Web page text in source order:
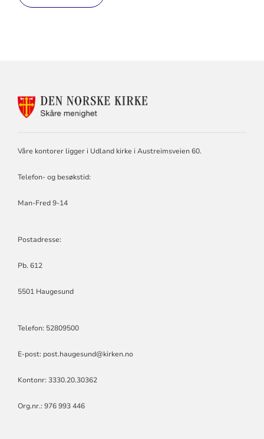
KONTAKTINFORMASJON
Våre kontorer ligger i Udland kirke i Austreimsveien 60.
Telefon- og besøkstid:
Man-Fred 9-14
Postadresse:
Pb. 612
5501 Haugesund
Telefon: 52809500
E-post: post.haugesund@kirken.no
Kontonr: 3330.20.30362
Org.nr.: 976 993 446